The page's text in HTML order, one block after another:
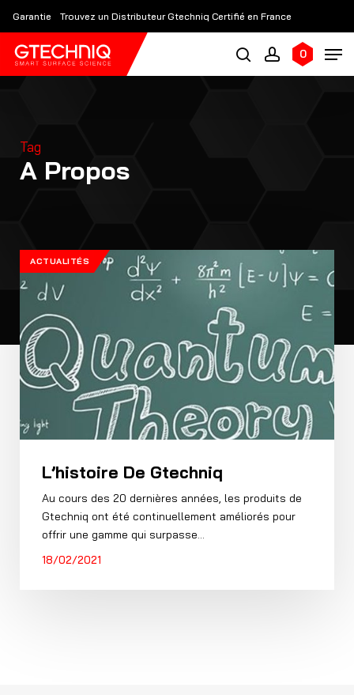
main
content
Garantie Trouvez un Distributeur Gtechniq Certifié en France
0
Tag
A Propos
ACTUALITÉS
L’histoire De Gtechniq
Au cours des 20 dernières années, les produits de
Gtechniq ont été continuellement améliorés pour
offrir une gamme qui surpasse…
18/02/2021